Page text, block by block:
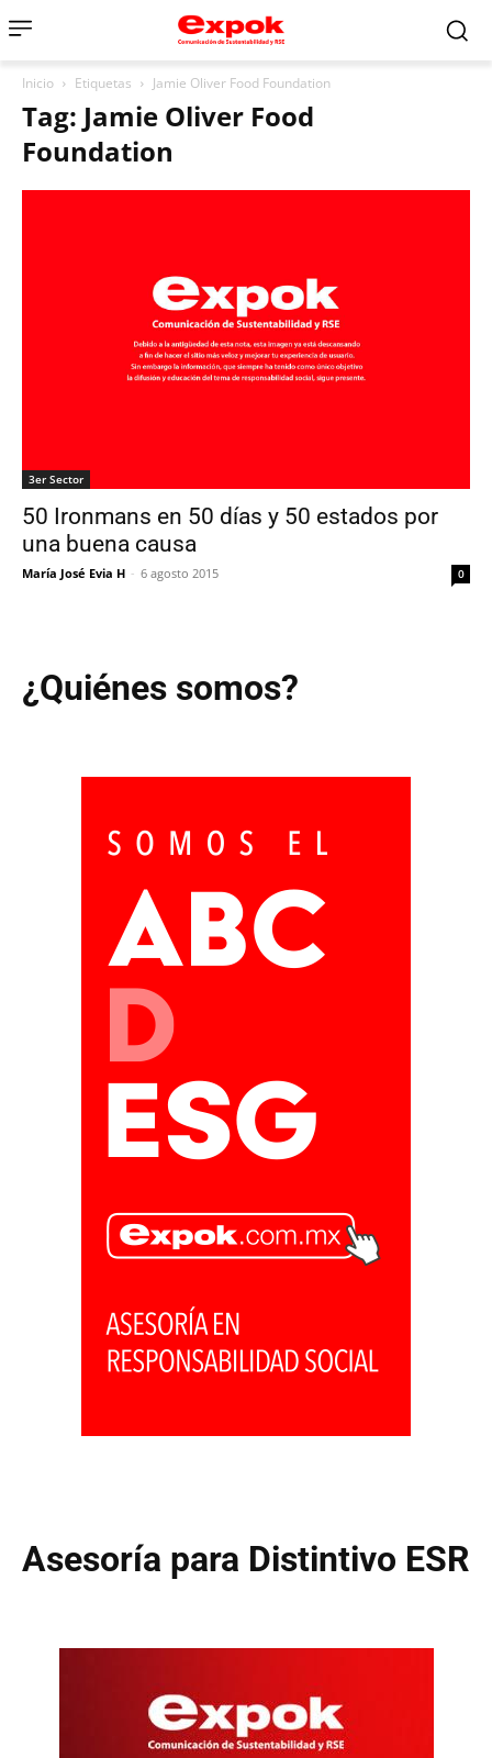
Inicio Etiquetas Jamie Oliver Food Foundation
Tag: Jamie Oliver Food
Foundation
3er Sector
50 Ironmans en 50 días y 50 estados por
una buena causa
María José Evia H - 6 agosto 2015 0
¿Quiénes somos?
Asesoría para Distintivo ESR